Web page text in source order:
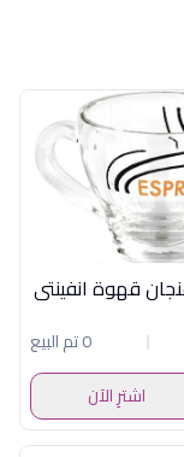
0 تم البيع
اشترِ الآن